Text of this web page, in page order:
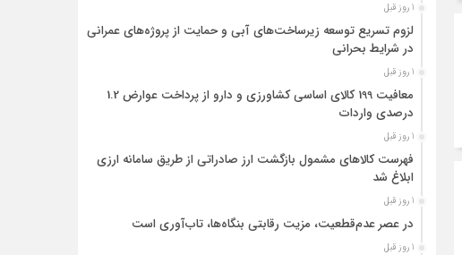
1 روز قبل
لزوم تسریع توسعه زیرساخت‌های آبی و حمایت از پروژه‌های عمرانی
در شرایط بحرانی
1 روز قبل
معافیت 199 کالای اساسی کشاورزی و دارو از پرداخت عوارض 1.2
درصدی واردات
1 روز قبل
فهرست کالاهای مشمول بازگشت ارز صادراتی از طریق سامانه ارزی
ابلاغ شد
1 روز قبل
در عصر عدم‌قطعیت، مزیت رقابتی بنگاه‌ها، تاب‌آوری است
1 روز قبل